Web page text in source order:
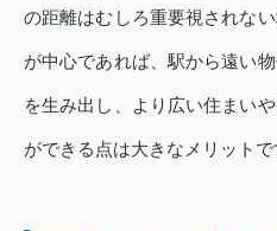
の距離はむしろ重要視されな
が中心であれば、駅から遠い
を生み出し、より広い住まい
ができる点は大きなメリットで